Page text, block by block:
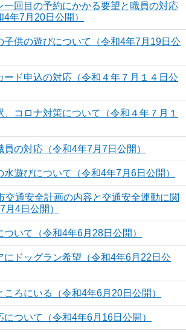
一回目の予約にかかる要望と職員の対応
年7月20日公開）
子供の遊びについて（令和4年7月19日公
ード申込の対応（令和４年７月１４日公
、コロナ対策について（令和４年７月１
の対応（令和4年7月7日公開）
遊びについて（令和4年7月6日公開）
交通安全計画の内容と交通安全運動に関
月4日公開）
いて（令和4年6月28日公開）
にドッグラン希望（令和4年6月22日公
ろにいる（令和4年6月20日公開）
ついて（令和4年6月16日公開）